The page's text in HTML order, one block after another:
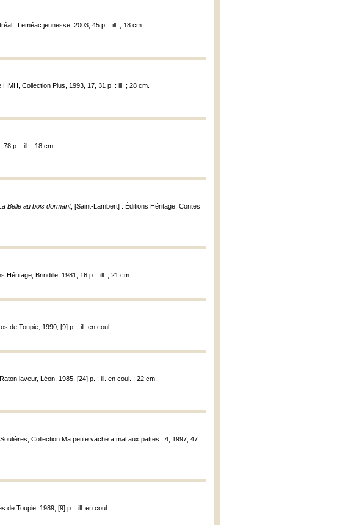
: Leméac jeunesse, 2003, 45 p. : ill. ; 18 cm.
HMH, Collection Plus, 1993, 17, 31 p. : ill. ; 28 cm.
78 p. : ill. ; 18 cm.
Belle au bois dormant, [Saint-Lambert] : Éditions Héritage, Contes
Héritage, Brindille, 1981, 16 p. : ill. ; 21 cm.
de Toupie, 1990, [9] p. : ill. en coul..
laveur, Léon, 1985, [24] p. : ill. en coul. ; 22 cm.
Collection Ma petite vache a mal aux pattes ; 4, 1997, 47
de Toupie, 1989, [9] p. : ill. en coul..